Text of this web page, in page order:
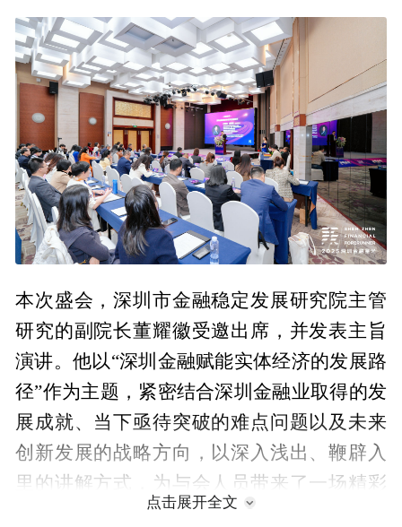
本次盛会，深圳市金融稳定发展研究院主管
研究的副院长董耀徽受邀出席，并发表主旨
演讲。他以“深圳金融赋能实体经济的发展路
径”作为主题，紧密结合深圳金融业取得的发
展成就、当下亟待突破的难点问题以及未来
创新发展的战略方向，以深入浅出、鞭辟入
里的讲解方式，为与会人员带来了一场精彩
纷呈的学术盛宴。
点击展开全文